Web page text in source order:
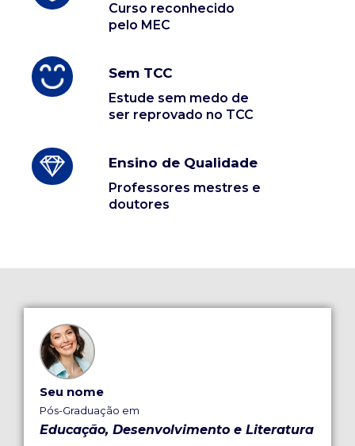
Curso reconhecido
pelo MEC
Sem TCC
Estude sem medo de
ser reprovado no TCC
Ensino de Qualidade
Professores mestres e
doutores
Seu nome
Pós-Graduação em
Educação, Desenvolvimento e Literatura